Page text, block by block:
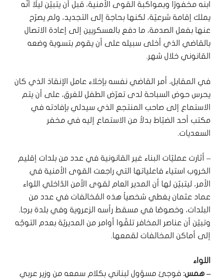
ابنه مخفورًا وبمواكبة القوى الأمنية، قبل أن يتبيّن ليلًا أنّه
يملك إقامة شرعيّة، لكنها بحاجة إلى التجديد، ولم يصرّح
عنها بفعل الصدمة، ما دفع بالعسكريين إلى إعادة الاتصال
بالقاضي الذي أخلى سبيله على أن يقوم بتسوية وضعه
القانوني خلال شهر.
في المقابل، أمر القاضي نفسه بإخلاء عامل الإنقاذ الذي كان
يحرس حوض السباحة لدى تعرّض الطفل للغرق، على أن يتم
الاستماع إلى صاحب المنتجع الذي سيدلي بإفادته في
مكتب أحد الضبّاط بدلاً من الاستماع إليه في مخفر
السعديات.
– أثارت عمليّات البناء غير القانونية في عدد من بلدات إقليم
الخروب استياء فاعلياتها التي راجعت القوى الأمنية في
الأمر، ليتبيّن لها أن المدير العام لقوى الأمن الدّاخلي اللواء
عماد عثمان يغطي شخصياً هذه المُخالفات في عدد من
البلدات، وخصوصًا في مسقط رأسه الزعروية وفي بلدة برجا.
وتبيّن أن عناصر المخافر تلقّوا أوامر من المديريّة بعدم التوجّه
إلى أماكن المخالفات لقمعها.
اللواء
– همس: فوجئ مسؤول لبناني بكلام سمعه من وزير عربي